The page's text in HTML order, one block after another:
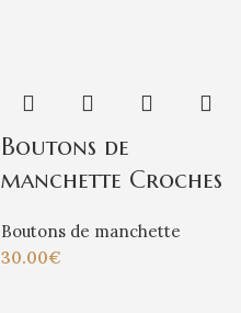
Boutons de
manchette Croches
Boutons de manchette
30.00€